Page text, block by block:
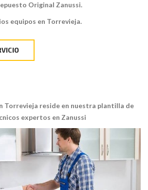
Original Zanussi.
equipos en Torrevieja.
Torrevieja reside en nuestra plantilla de
expertos en Zanussi